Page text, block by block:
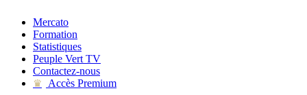
Mercato
Formation
Statistiques
Peuple Vert TV
Contactez-nous
♛
Accès Premium